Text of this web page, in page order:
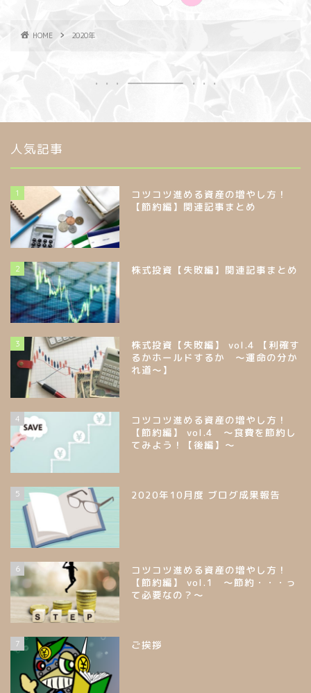
HOME 2020年
人気記事
1
コツコツ進める資産の増やし方！
【節約編】関連記事まとめ
2 株式投資【失敗編】関連記事まとめ
3
株式投資【失敗編】 vol.4 【利確す
るかホールドするか ～運命の分か
れ道～】
4
コツコツ進める資産の増やし方！
【節約編】 vol.4 ～食費を節約し
てみよう！【後編】～
5 2020年10月度 ブログ成果報告
6
コツコツ進める資産の増やし方！
【節約編】 vol.1 ～節約・・・っ
て必要なの？～
7 ご挨拶